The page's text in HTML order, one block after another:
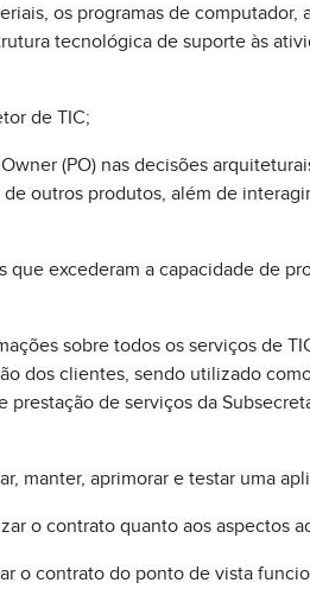
os programas de computador,
tecnológica de suporte às
de TIC;
(PO) nas decisões
outros produtos, além de
excederam a capacidade de
sobre todos os serviços de
dos clientes, sendo utilizado
de serviços da
manter, aprimorar e testar uma
o contrato quanto aos aspectos
o contrato do ponto de vista